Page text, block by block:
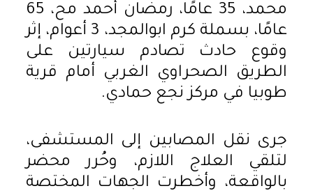
محمد، 35 عامًا، رمضان أحمد مح، 65
عامًا، بسملة كرم ابوالمجد، 3 أعوام، إثر
وقوع حادث تصادم سيارتين على
الطريق الصحراوي الغربي أمام قرية
طوبيا في مركز نجع حمادي.
جرى نقل المصابين إلى المستشفى،
لتلقي العلاج اللازم، وحُرر محضر
بالواقعة، وأخطرت الجهات المختصة